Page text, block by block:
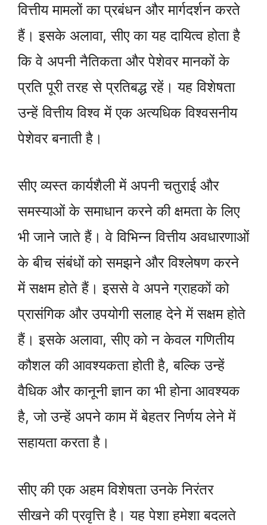
वित्तीय मामलों का प्रबंधन और मार्गदर्शन करते
हैं। इसके अलावा, सीए का यह दायित्व होता है
कि वे अपनी नैतिकता और पेशेवर मानकों के
प्रति पूरी तरह से प्रतिबद्ध रहें। यह विशेषता
उन्हें वित्तीय विश्व में एक अत्यधिक विश्वसनीय
पेशेवर बनाती है।
सीए व्यस्त कार्यशैली में अपनी चतुराई और
समस्याओं के समाधान करने की क्षमता के लिए
भी जाने जाते हैं। वे विभिन्न वित्तीय अवधारणाओं
के बीच संबंधों को समझने और विश्लेषण करने
में सक्षम होते हैं। इससे वे अपने ग्राहकों को
प्रासंगिक और उपयोगी सलाह देने में सक्षम होते
हैं। इसके अलावा, सीए को न केवल गणितीय
कौशल की आवश्यकता होती है, बल्कि उन्हें
वैधिक और कानूनी ज्ञान का भी होना आवश्यक
है, जो उन्हें अपने काम में बेहतर निर्णय लेने में
सहायता करता है।
सीए की एक अहम विशेषता उनके निरंतर
सीखने की प्रवृत्ति है। यह पेशा हमेशा बदलते